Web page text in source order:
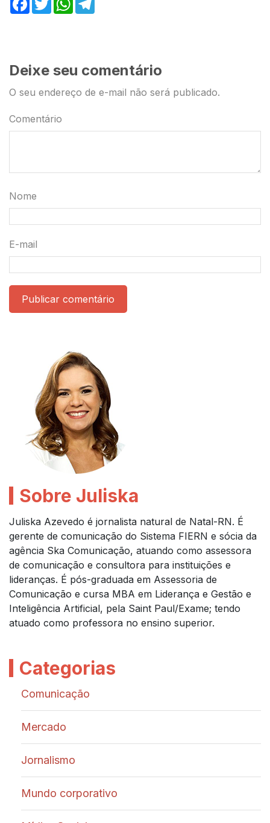
Deixe seu comentário
O seu endereço de e-mail não será publicado.
Comentário
Nome
E-mail
Publicar comentário
Sobre Juliska
Juliska Azevedo é jornalista natural de Natal-RN. É
gerente de comunicação do Sistema FIERN e sócia da
agência Ska Comunicação, atuando como assessora
de comunicação e consultora para instituições e
lideranças. É pós-graduada em Assessoria de
Comunicação e cursa MBA em Liderança e Gestão e
Inteligência Artificial, pela Saint Paul/Exame; tendo
atuado como professora no ensino superior.
Categorias
Comunicação
Mercado
Jornalismo
Mundo corporativo